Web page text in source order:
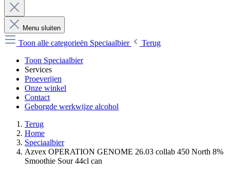
Menu sluiten
Toon alle categorieën Speciaalbier
Terug
Toon Speciaalbier
Services
Proeverijen
Onze winkel
Contact
Geborgde werkwijze alcohol
Terug
Home
Speciaalbier
Azvex OPERATION GENOME 26.03 collab 450 North 8%
Smoothie Sour 44cl can